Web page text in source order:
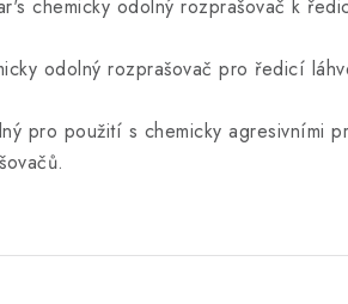
chemicky odolný rozprašovač k
odolný rozprašovač pro ředicí
pro použití s chemicky agresivními